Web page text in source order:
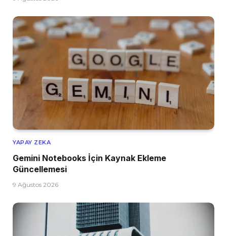
YAPAY ZEKA
Gemini Notebooks İçin Kaynak Ekleme
Güncellemesi
9 Ağustos 2026